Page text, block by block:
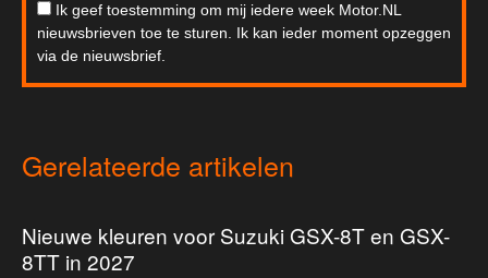
Ik geef toestemming om mij iedere week Motor.NL
nieuwsbrieven toe te sturen. Ik kan ieder moment opzeggen
via de nieuwsbrief.
Gerelateerde artikelen
Nieuwe kleuren voor Suzuki GSX-8T en GSX-
8TT in 2027